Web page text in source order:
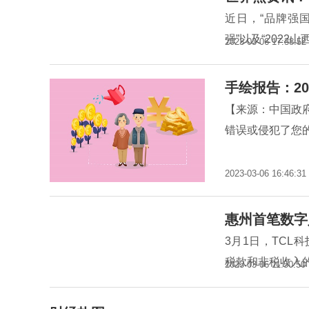
近日，“品牌强
强”以及“2022山
2023-03-06 17:38:52
手绘报告：
【来源：中国
错误或侵犯了您
2023-03-06 16:46:31
惠州首笔数
3月1日，TCL科
税款和非税收入
2023-03-06 11:50:50